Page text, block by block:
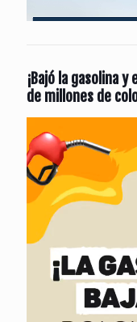
¡Bajó la gasolina
de millones de
de
vídeo